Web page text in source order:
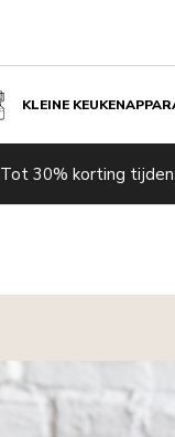
KLEINE
Tot 30% korting